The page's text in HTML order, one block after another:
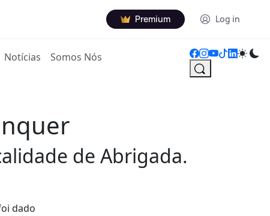
Premium Log in
Notícias Somos Nós
de Abrigada.
dado